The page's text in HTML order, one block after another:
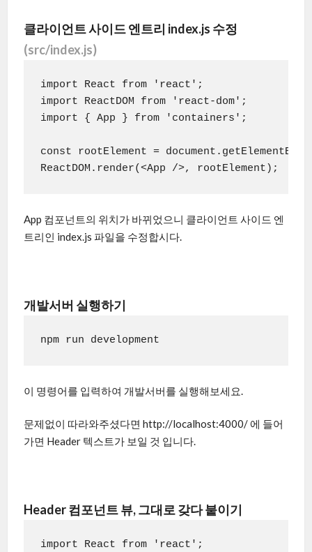
클라이언트 사이드 엔트리 index.js 수정
(src/index.js)
import React from 'react';
import ReactDOM from 'react-dom';
import { App } from 'containers';
const rootElement =
App 컴포넌트의 위치가 바뀌었으니 클라이언트 사이드 엔
트리인 index.js 파일을 수정합시다.
개발서버 실행하기
이 명령어를 입력하여 개발서버를 실행해보세요.
문제없이 따라와주셨다면 http://localhost:4000/ 에 들어
가면 Header 텍스트가 보일 것 입니다.
Header 컴포넌트 뷰, 그대로 갖다 붙이기
import React from 'react';